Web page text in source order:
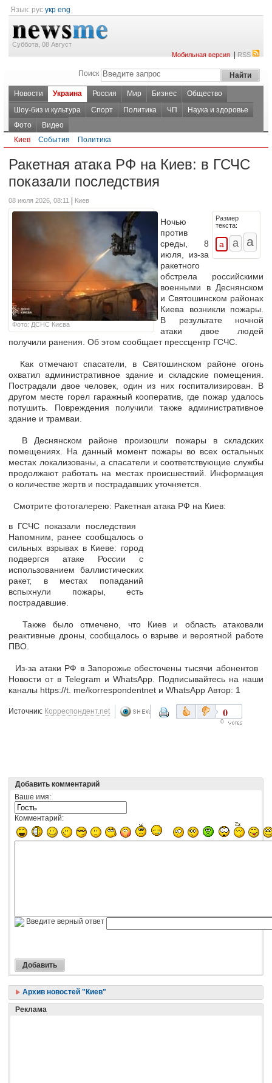
Язык: рус укр eng
Суббота, 08 Август
Мобильная версия|RSS
Поиск
Новости Украина Россия Мир Бизнес
Общество
Шоу-биз и культура
Спорт Политика ЧП
Наука и здоровье
Фото
Видео
Киев
События Политика
Ракетная атака РФ на Киев: в ГСЧС
показали последствия
08 июля 2026, 08:11 Киев
Фото: ДСНС Києва
Размер
текста:
Ночью
против
среды, 8
июля, из-за
ракетного
обстрела российскими
военными в Деснянском
и Святошинском районах
Киева возникли пожары.
В результате ночной
атаки двое людей
получили ранения. Об этом сообщает прессцентр ГСЧС.
Как отмечают спасатели, в Святошинском районе огонь
охватил административное здание и складские помещения.
Пострадали двое человек, один из них госпитализирован. В
другом месте горел гаражный кооператив, где пожар удалось
потушить. Повреждения получили также административное
здание и трамваи.
В Деснянском районе произошли пожары в складских
помещениях. На данный момент пожары во всех остальных
местах локализованы, а спасатели и соответствующие службы
продолжают работать на местах происшествий. Информация
о количестве жертв и пострадавших уточняется.
Cмотрите фотогалерею: Ракетная атака РФ на Киев:
в ГСЧС показали последствия
Напомним, ранее сообщалось о
сильных взрывах в Киеве: город
подвергся атаке России с
использованием баллистических
ракет, в местах попаданий
вспыхнули пожары, есть
пострадавшие.
Также было отмечено, что Киев и область атаковали
реактивные дроны, сообщалось о взрыве и вероятной работе
ПВО.
Из-за атаки РФ в Запорожье обесточены тысячи абонентов
Новости от в Telegram и WhatsApp. Подписывайтесь на наши
каналы https://t. me/korrespondentnet и WhatsApp Автор: 1
Источник: Корреспондент.net 0
0
Добавить комментарий
Ваше имя:
Комментарий:
Введите верный ответ
Архив новостей "Киев"
Реклама